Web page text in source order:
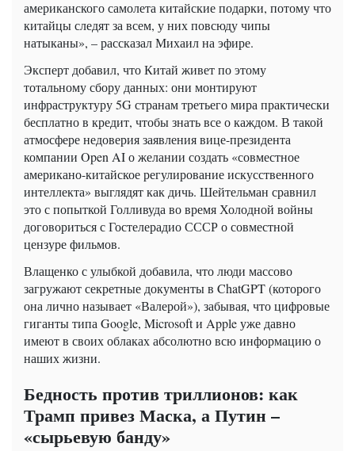
американского самолета китайские подарки, потому что
китайцы следят за всем, у них повсюду чипы
натыканы», – рассказал Михаил на эфире.
Эксперт добавил, что Китай живет по этому
тотальному сбору данных: они монтируют
инфраструктуру 5G странам третьего мира практически
бесплатно в кредит, чтобы знать все о каждом. В такой
атмосфере недоверия заявления вице-президента
компании Open AI о желании создать «совместное
американо-китайское регулирование искусственного
интеллекта» выглядят как дичь. Шейтельман сравнил
это с попыткой Голливуда во время Холодной войны
договориться с Гостелерадио СССР о совместной
цензуре фильмов.
Влащенко с улыбкой добавила, что люди массово
загружают секретные документы в ChatGPT (которого
она лично называет «Валерой»), забывая, что цифровые
гиганты типа Google, Microsoft и Apple уже давно
имеют в своих облаках абсолютно всю информацию о
наших жизни.
Бедность против триллионов: как
Трамп привез Маска, а Путин –
«сырьевую банду»